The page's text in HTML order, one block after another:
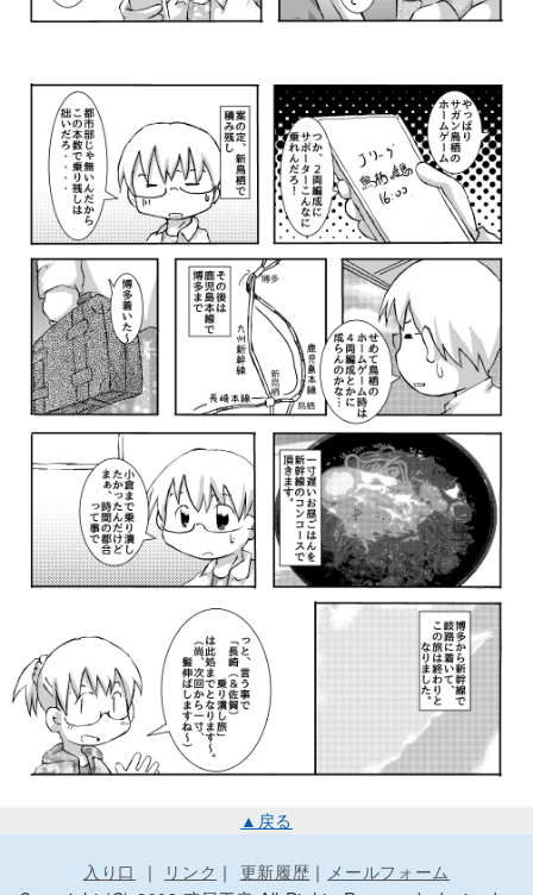
▲戻る
入り口 ｜ リンク ｜ 更新履歴 ｜ メールフォーム